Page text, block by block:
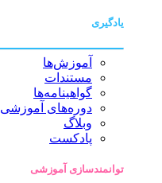
یادگیری
آموزش‌ها
مستندات
گواهینامه‌ها
دوره‌های آموزشی
وبلاگ
پادکست
توانمندسازی آموزشی